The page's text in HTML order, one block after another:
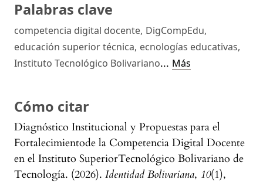
Palabras clave
competencia digital docente, DigCompEdu,
educación superior técnica, ecnologías educativas,
Instituto Tecnológico Bolivariano... Más
Cómo citar
Diagnóstico Institucional y Propuestas para el
Fortalecimientode la Competencia Digital Docente
en el Instituto SuperiorTecnológico Bolivariano de
Tecnología. (2026). Identidad Bolivariana, 10(1),